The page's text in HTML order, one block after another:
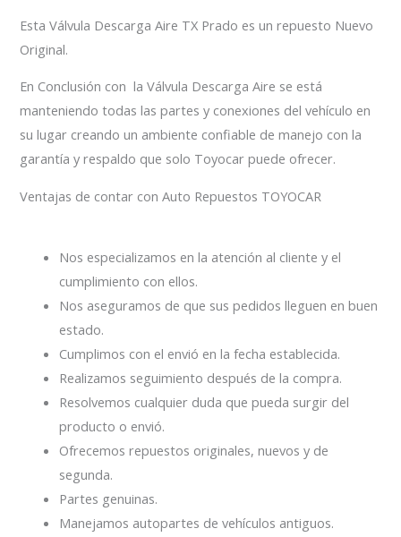
Esta Válvula Descarga Aire TX Prado es un repuesto Nuevo
Original.
En Conclusión con la Válvula Descarga Aire se está
manteniendo todas las partes y conexiones del vehículo en
su lugar creando un ambiente confiable de manejo con la
garantía y respaldo que solo Toyocar puede ofrecer.
Ventajas de contar con Auto Repuestos TOYOCAR
Nos especializamos en la atención al cliente y el
cumplimiento con ellos.
Nos aseguramos de que sus pedidos lleguen en buen
estado.
Cumplimos con el envió en la fecha establecida.
Realizamos seguimiento después de la compra.
Resolvemos cualquier duda que pueda surgir del
producto o envió.
Ofrecemos repuestos originales, nuevos y de
segunda.
Partes genuinas.
Manejamos autopartes de vehículos antiguos.